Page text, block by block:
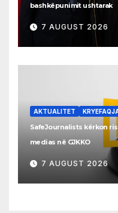
bashkëpunimit ushtarak
7 AUGUST 2026
AKTUALITET
SafeJournalists kërkon
medias në GJKKO
7 AUGUST 2026